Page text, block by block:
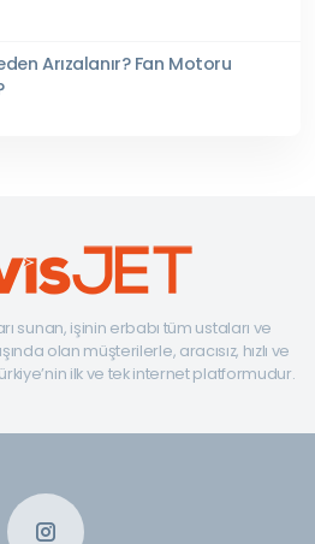
Arızalanır? Fan Motoru
sunan, işinin erbabı tüm ustaları ve
olan müşterilerle, aracısız, hızlı ve
ilk ve tek internet platformudur.